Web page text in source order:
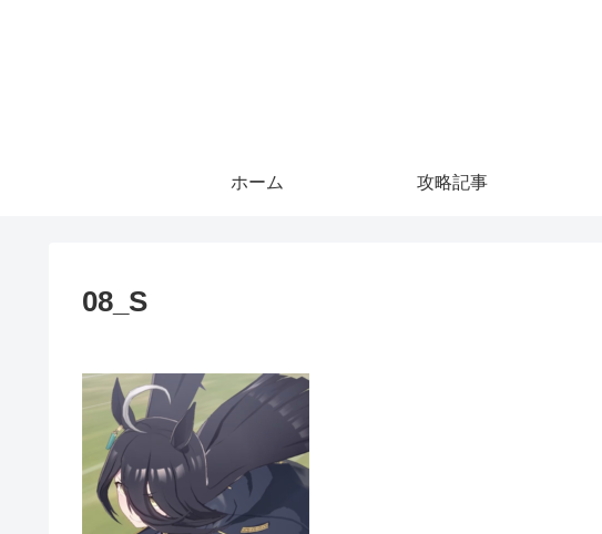
ホーム 攻略記事
08_S